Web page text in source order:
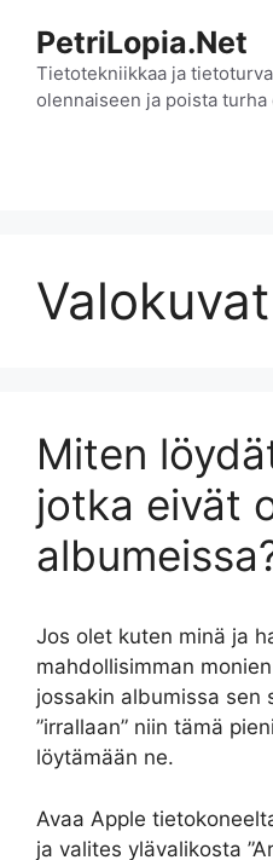
sisältöön
PetriLopia.Net
Tietotekniikkaa ja
olennaiseen ja poista turha
Valokuvat
Miten
jotka eivät
Jos olet kuten minä ja
mahdollisimman
jossakin albumissa sen
”irrallaan” niin tämä
löytämään ne.
Avaa Apple
ja valites ylävalikosta